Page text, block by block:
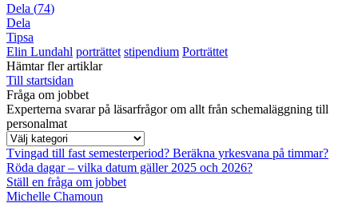
Dela (74)
Dela
Tipsa
Elin Lundahl porträttet stipendium Porträttet
Hämtar fler artiklar
Till startsidan
Fråga om jobbet
Experterna svarar på läsarfrågor om allt från schemaläggning till
personalmat
Tvingad till fast semesterperiod? Beräkna yrkesvana på timmar?
Röda dagar – vilka datum gäller 2025 och 2026?
Ställ en fråga om jobbet
Michelle Chamoun